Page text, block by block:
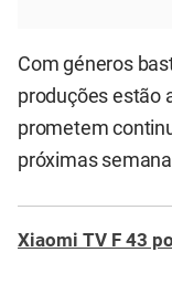
Com géneros
produções estão
prometem
próximas
Xiaomi TV F 43